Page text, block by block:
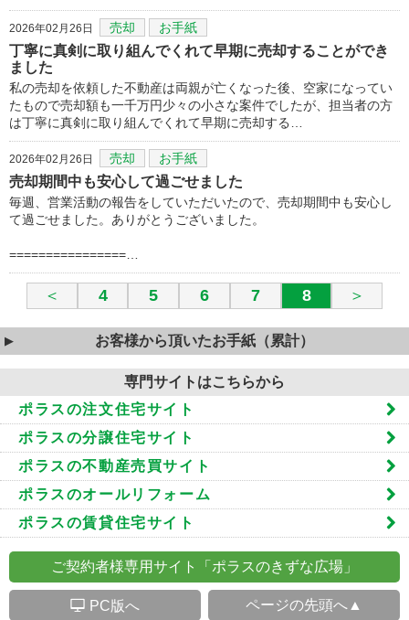
2026年02月26日 売却 お手紙
丁寧に真剣に取り組んでくれて早期に売却することができ
ました
私の売却を依頼した不動産は両親が亡くなった後、空家になってい
たもので売却額も一千万円少々の小さな案件でしたが、担当者の方
は丁寧に真剣に取り組んでくれて早期に売却する…
2026年02月26日 売却 お手紙
売却期間中も安心して過ごせました
毎週、営業活動の報告をしていただいたので、売却期間中も安心し
て過ごせました。ありがとうございました。
================…
＜ 4 5 6 7 8 ＞
お客様から頂いたお手紙（累計）
専門サイトはこちらから
ポラスの注文住宅サイト
ポラスの分譲住宅サイト
ポラスの不動産売買サイト
ポラスのオールリフォーム
ポラスの賃貸住宅サイト
ご契約者様専用サイト「ポラスのきずな広場」
S PC版へ ページの先頭へ▲